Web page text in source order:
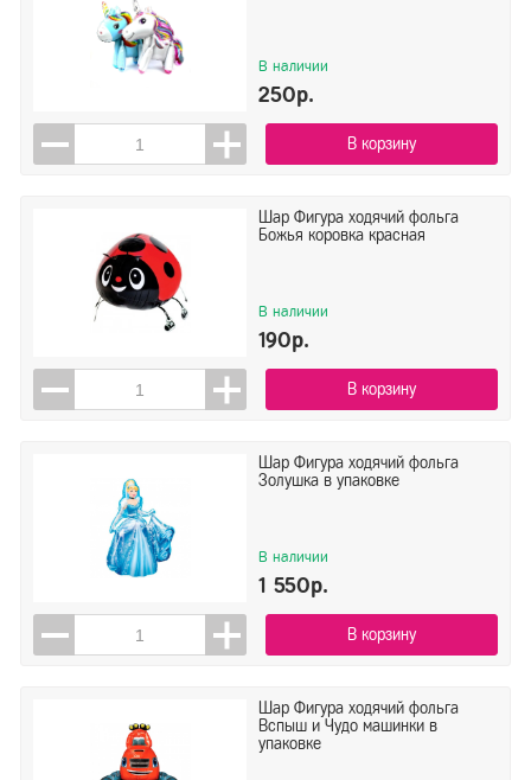
В наличии
250р.
В корзину
Шар Фигура ходячий фольга
Божья коровка красная
В наличии
190р.
В корзину
Шар Фигура ходячий фольга
Золушка в упаковке
В наличии
1 550р.
В корзину
Шар Фигура ходячий фольга
Вспыш и Чудо машинки в
упаковке